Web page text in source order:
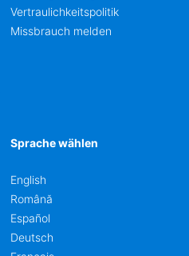
Vertraulichkeitspolitik
Missbrauch melden
Sprache wählen
English
Română
Español
Deutsch